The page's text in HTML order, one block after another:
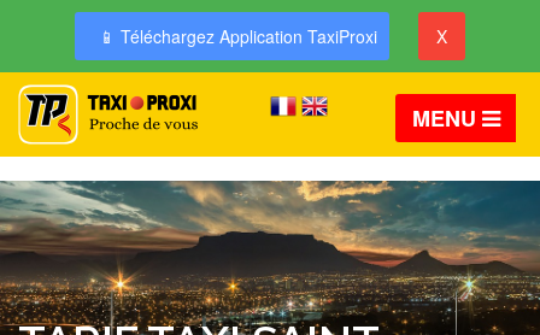
📱 Téléchargez Application TaxiProxi X
MENU